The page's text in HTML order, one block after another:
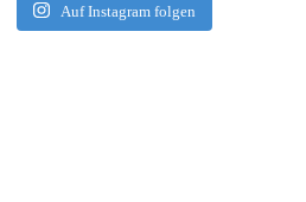
Auf Instagram folgen